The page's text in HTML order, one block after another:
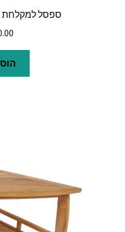
ספסל למקלחת 60 ס״מ עץ טיק מלא